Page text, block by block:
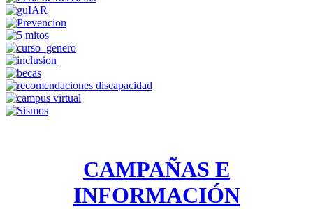
CAMPAÑAS E
INFORMACIÓN